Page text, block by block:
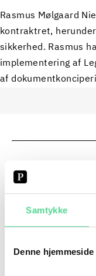
Samtykke
Denne
Rasmus Mølgaard
kontraktret,
sikkerhed. Rasmus
implementering af
af
2022- NU
2022–NU